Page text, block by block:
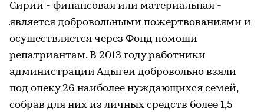
Сирии - финансовая или материальная -
является добровольными пожертвованиями и
осуществляется через Фонд помощи
репатриантам. В 2013 году работники
администрации Адыгеи добровольно взяли
под опеку 26 наиболее нуждающихся семей,
собрав для них из личных средств более 1,5